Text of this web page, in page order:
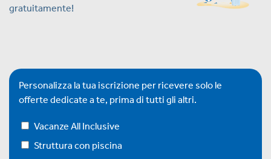
gratuitamente!
Personalizza la tua iscrizione per ricevere solo le
offerte dedicate a te, prima di tutti gli altri.
Vacanze All Inclusive
Struttura con piscina